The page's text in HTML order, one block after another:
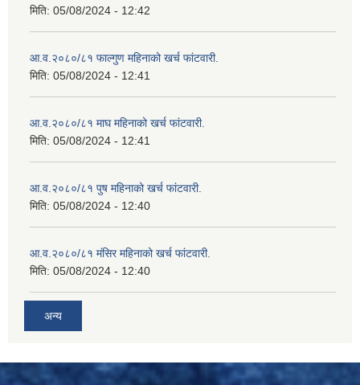
मिति: 05/08/2024 - 12:42
आ.व.२०८०/८१ फाल्गुण महिनाको खर्च फांटवारी.
मिति: 05/08/2024 - 12:41
आ.व.२०८०/८१ माघ महिनाको खर्च फांटवारी.
मिति: 05/08/2024 - 12:41
आ.व.२०८०/८१ पुष महिनाको खर्च फांटवारी.
मिति: 05/08/2024 - 12:40
आ.व.२०८०/८१ मंसिर महिनाको खर्च फांटवारी.
मिति: 05/08/2024 - 12:40
अन्य